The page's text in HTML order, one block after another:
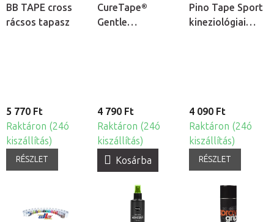
BB TAPE cross
rácsos tapasz
5 770 Ft
Raktáron (24ó
kiszállítás)
RÉSZLET
CureTape®
Gentle
4 790 Ft
Raktáron (24ó
kiszállítás)
Kosárba
Pino Tape Sport
kineziológiai
4 090 Ft
Raktáron (24ó
kiszállítás)
RÉSZLET